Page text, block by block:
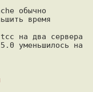
обычно
время
на два сервера
уменьшилось на